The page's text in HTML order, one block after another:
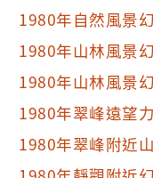
1980年自然風景
1980年山林風景
1980年山林風景
1980年翠峰遠望
1980年翠峰附近